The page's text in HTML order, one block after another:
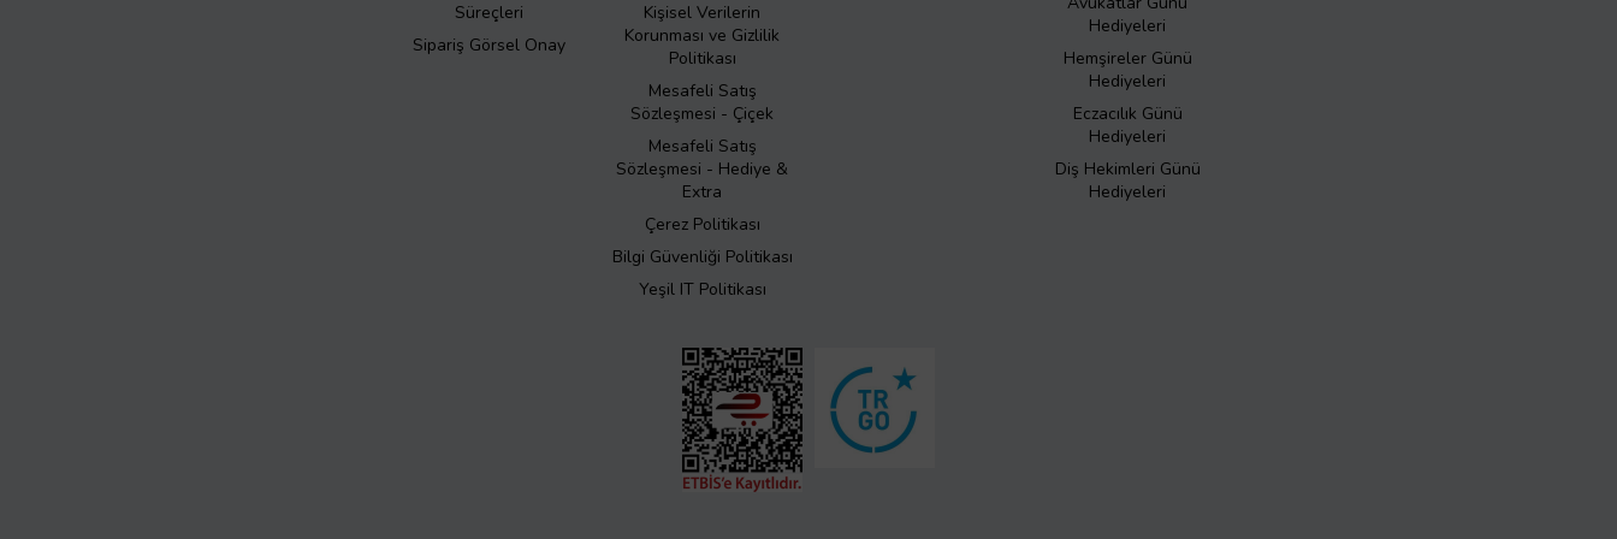
Süreçleri
Sipariş Görsel Onay
Kişisel Verilerin
Korunması ve Gizlilik
Politikası
Mesafeli Satış
Sözleşmesi - Çiçek
Mesafeli Satış
Sözleşmesi - Hediye &
Extra
Çerez Politikası
Bilgi Güvenliği Politikası
Yeşil IT Politikası
Hediyeleri
Hemşireler Günü
Hediyeleri
Eczacılık Günü
Hediyeleri
Diş Hekimleri Günü
Hediyeleri